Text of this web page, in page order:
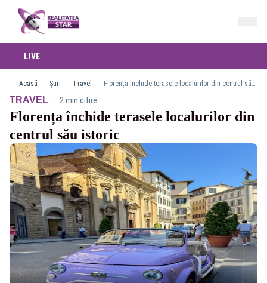
LIVE
Acasă Știri Travel Florența închide terasele localurilor din centrul său istoric
TRAVEL· 2 min citire
Florența închide terasele localurilor din
centrul său istoric